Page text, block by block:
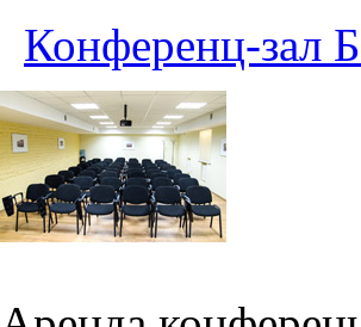
Конференц-зал